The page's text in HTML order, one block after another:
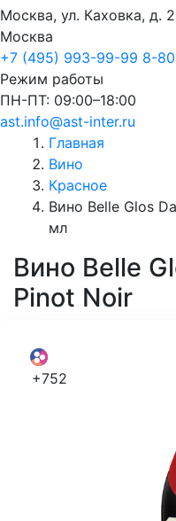
Москва, ул. Каховка, д.
Москва
+7 (495) 993-99-99 8-
Режим работы
ПН-ПТ: 09:00–18:00
ast.info@ast-inter.ru
Главная
Вино
Красное
Вино Belle Glos
мл
Вино Belle
Pinot Noir
+752